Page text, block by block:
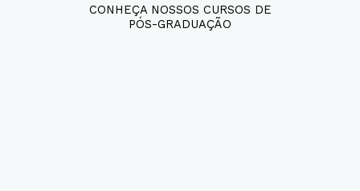
CONHEÇA NOSSOS CURSOS DE
PÓS-GRADUAÇÃO